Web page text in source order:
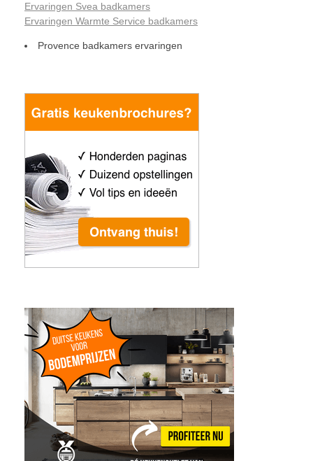
Ervaringen Svea badkamers
Ervaringen Warmte Service badkamers
Provence badkamers ervaringen